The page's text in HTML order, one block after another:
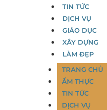
TIN TỨC
DỊCH VỤ
GIÁO DỤC
XÂY DỰNG
LÀM ĐẸP
TRANG CHỦ
ẨM THỰC
TIN TỨC
DỊCH VỤ